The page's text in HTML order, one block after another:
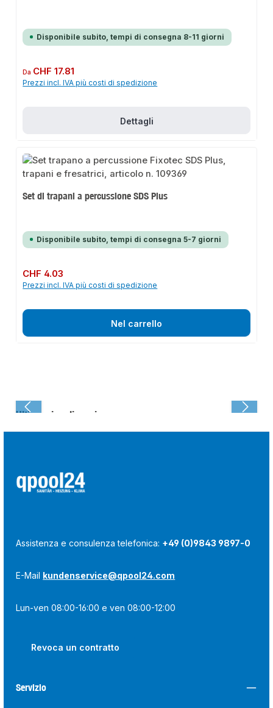
Disponibile subito, tempi di consegna 8-11 giorni
Prezzo normale:
Da CHF 17.81
Prezzi incl. IVA più costi di spedizione
Dettagli
Set di trapani a percussione SDS Plus
Disponibile subito, tempi di consegna 5-7 giorni
Prezzo normale:
CHF 4.03
Prezzi incl. IVA più costi di spedizione
Nel carrello
Ultima visualizzazione:
Assistenza e consulenza telefonica: +49 (0)9843 9897-0
E-Mail kundenservice@qpool24.com
Lun-ven 08:00-16:00 e ven 08:00-12:00
Revoca un contratto
Servizio